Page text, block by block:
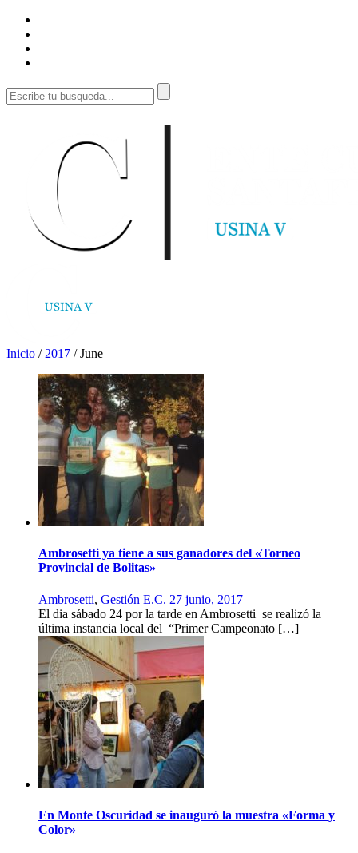
Inicio / 2017 /June
Ambrosetti ya tiene a sus ganadores del «Torneo
Provincial de Bolitas»
Ambrosetti, Gestión E.C. 27 junio, 2017
El dia sábado 24 por la tarde en Ambrosetti se realizó la
última instancia local del “Primer Campeonato […]
En Monte Oscuridad se inauguró la muestra «Forma y
Color»